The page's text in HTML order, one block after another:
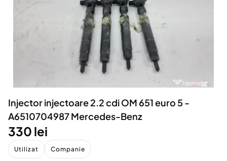
Animale de companie
Afaceri și echipamente profesionale
Inchiriere Bunuri si Vehicule
Utilaje agricole si industriale
Piese auto si accesorii
Dacia Duster
Injector injectoare 2.2 cdi OM 651 euro 5 -
A6510704987 Mercedes-Benz
330 lei
Utilizat Companie